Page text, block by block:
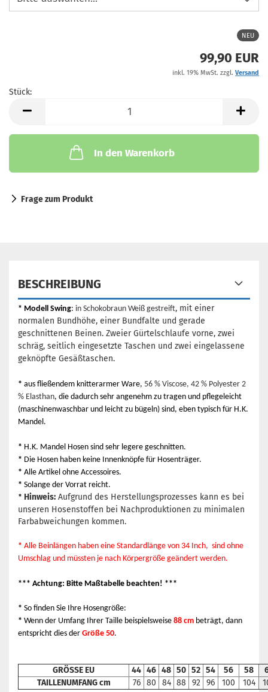
NEU
99,90 EUR
inkl. 19% MwSt. zzgl. Versand
Stück:
In den Warenkorb
Frage zum Produkt
BESCHREIBUNG
* Modell Swing: in Schokobraun Weiß gestreift, mit einer
normalen Bundhöhe, einer Bundfalte und gerade
geschnittenen Beinen. Zweier Gürtelschlaufe vorne, zwei
schräg, seitlich eingesetzte Taschen und zwei eingelassene
geknöpfte Gesäßtaschen.
* aus fließendem knitterarmer Ware, 56 % Viscose, 42 % Polyester 2
% Elasthan, die dadurch sehr angenehm zu tragen und pflegeleicht
(maschinenwaschbar und leicht zu bügeln) sind, eben typisch für H.K.
Mandel.
* H.K. Mandel Hosen sind sehr legere geschnitten.
* Die Hosen haben keine Innenknöpfe für Hosenträger.
* Alle Artikel ohne Accessoires.
* Solange der Vorrat reicht.
* Hinweis: Aufgrund des Herstellungsprozesses kann es bei
unseren Hosenstoffen bei Nachproduktionen zu minimalen
Farbabweichungen kommen.
* Alle Beinlängen haben eine Standardlänge von 34 Inch, sind ohne
Umschlag und müssten je nach Körpergröße geändert werden.
*** Achtung: Bitte Maßtabelle beachten! ***
* So finden Sie Ihre Hosengröße:
* Wenn der Umfang Ihrer Taille beispielsweise 88 cm beträgt, dann
entspricht dies der Größe 50.
GRÖSSE EU 44 46 48 50 52 54 56 58
TAILLENUMFANG cm
76 80 84 88 92 96 100 104